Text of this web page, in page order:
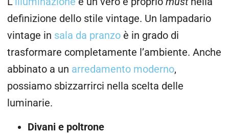
definizione dello stile vintage. Un lampadario
vintage in sala da pranzo è in grado di
trasformare completamente l’ambiente. Anche
abbinato a un arredamento moderno,
possiamo sbizzarrirci nella scelta delle
luminarie.
Divani e poltrone